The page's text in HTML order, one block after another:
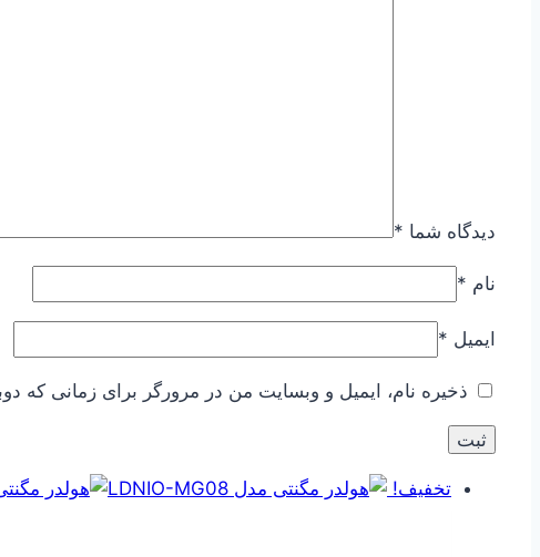
دیدگاه شما *
نام *
ایمیل *
ذخیره نام، ایمیل و وبسایت من در مرورگر برای زمانی که
تخفیف!